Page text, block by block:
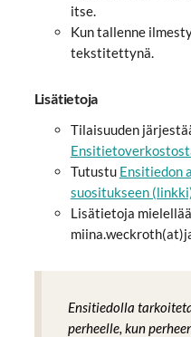
itse.
Kun tallenne
tekstitettynä.
Lisätietoja
Tilaisuuden
Tutustu Ensitiedon
suositukseen
Lisätietoja
Ensitiedolla
perheelle, kun